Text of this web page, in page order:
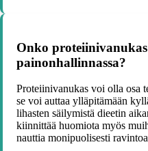
Onko
painonhallinnassa?
Proteiinivanukas voi olla osa
se voi auttaa ylläpitämään
lihasten säilymistä dieetin
kiinnittää huomiota myös
nauttia monipuolisesti